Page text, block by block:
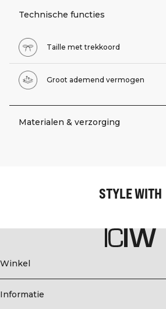
Technische functies
Taille met trekkoord
Groot ademend vermogen
Materialen & verzorging
STYLE WITH
Winkel
Informatie